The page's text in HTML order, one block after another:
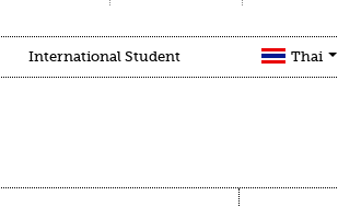
International Student Thai